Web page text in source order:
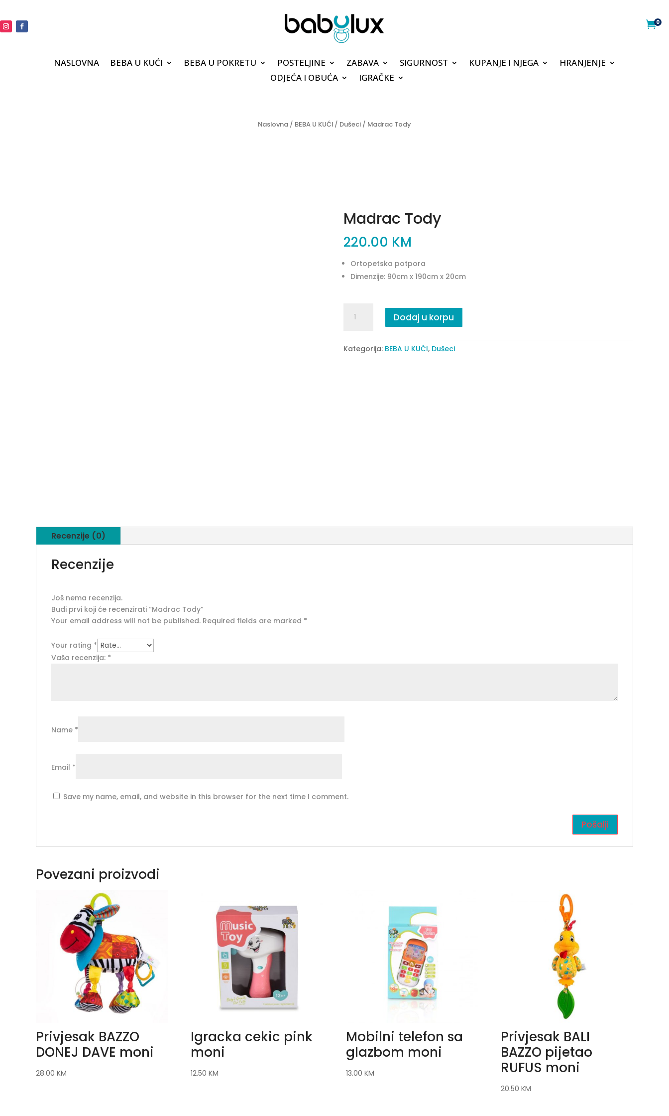
0
NASLOVNA BEBA U KUĆI BEBA U POKRETU POSTELJINE ZABAVA SIGURNOST KUPANJE I NJEGA
HRANJENJE
ODJEĆA I OBUĆA
IGRAČKE
Naslovna / BEBA U KUĆI / Dušeci / Madrac Tody
Madrac Tody
220.00 KM
Ortopetska potpora
Dimenzije: 90cm x 190cm x 20cm
Tody
Dodaj u korpu
Kategorija: BEBA U KUĆI, Dušeci
Recenzije (0)
Recenzije
Još nema recenzija.
Budi prvi koji će recenzirati “Madrac Tody”
Your email address will not be published. Required fields are marked *
Your rating *
Vaša recenzija: *
Name *
Email *
Save my name, email, and website in this browser for the next time I comment.
Povezani proizvodi
Privjesak BAZZO
DONEJ DAVE moni
28.00 KM
Igracka cekic pink
moni
12.50KM
Mobilni telefon sa
glazbom moni
13.00 KM
Privjesak BALI
BAZZO pijetao
RUFUS moni
20.50KM